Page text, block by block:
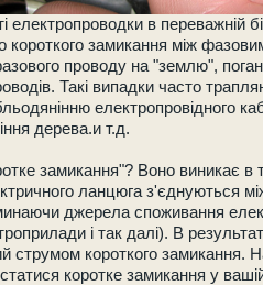
електропроводки в переважній
короткого замикання між
проводу на "землю",
Такі випадки часто
електропровідного
дерева.и т.д.
замикання"? Воно виникає в
ланцюга з'єднуються
джерела споживання
і так далі). В
струмом короткого замикання.
коротке замикання у